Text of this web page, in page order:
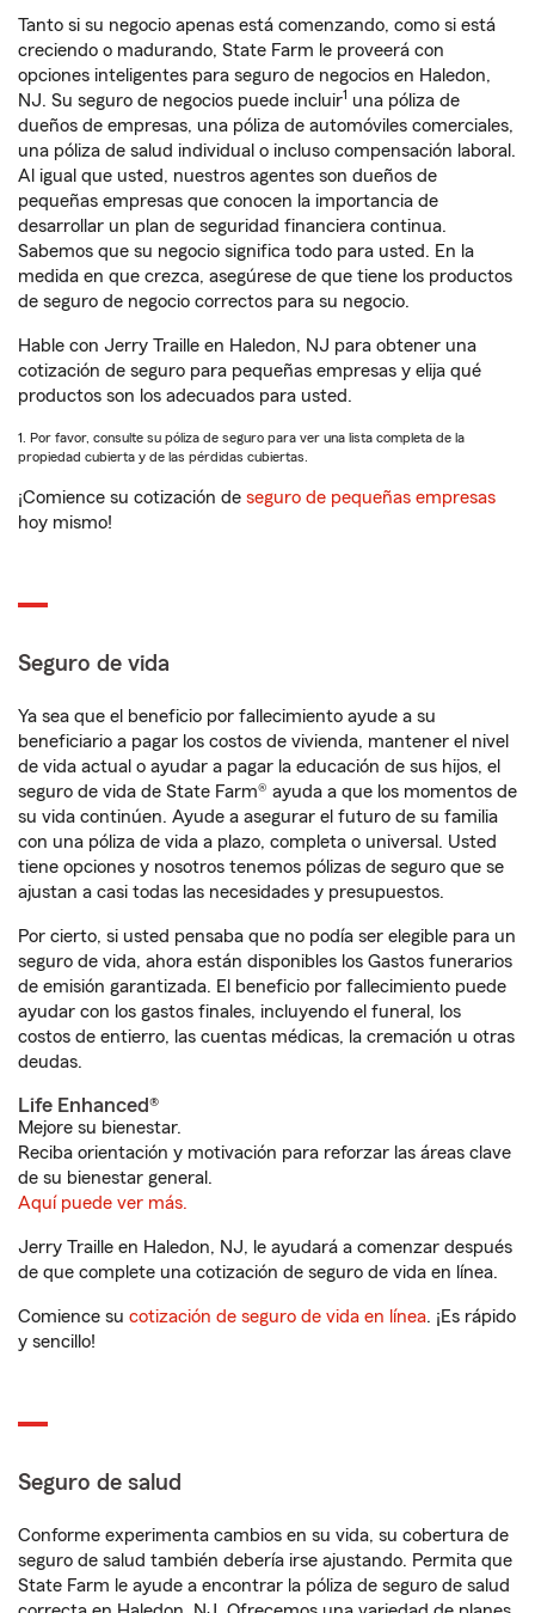
Tanto si su negocio apenas está comenzando, como si está
creciendo o madurando, State Farm le proveerá con
opciones inteligentes para seguro de negocios en Haledon,
NJ. Su seguro de negocios puede incluir1 una póliza de
dueños de empresas, una póliza de automóviles comerciales,
una póliza de salud individual o incluso compensación laboral.
Al igual que usted, nuestros agentes son dueños de
pequeñas empresas que conocen la importancia de
desarrollar un plan de seguridad financiera continua.
Sabemos que su negocio significa todo para usted. En la
medida en que crezca, asegúrese de que tiene los productos
de seguro de negocio correctos para su negocio.
Hable con Jerry Traille en Haledon, NJ para obtener una
cotización de seguro para pequeñas empresas y elija qué
productos son los adecuados para usted.
1. Por favor, consulte su póliza de seguro para ver una lista completa de la
propiedad cubierta y de las pérdidas cubiertas.
¡Comience su cotización de seguro de pequeñas empresas
hoy mismo!
Seguro de vida
Ya sea que el beneficio por fallecimiento ayude a su
beneficiario a pagar los costos de vivienda, mantener el nivel
de vida actual o ayudar a pagar la educación de sus hijos, el
seguro de vida de State Farm® ayuda a que los momentos de
su vida continúen. Ayude a asegurar el futuro de su familia
con una póliza de vida a plazo, completa o universal. Usted
tiene opciones y nosotros tenemos pólizas de seguro que se
ajustan a casi todas las necesidades y presupuestos.
Por cierto, si usted pensaba que no podía ser elegible para un
seguro de vida, ahora están disponibles los Gastos funerarios
de emisión garantizada. El beneficio por fallecimiento puede
ayudar con los gastos finales, incluyendo el funeral, los
costos de entierro, las cuentas médicas, la cremación u otras
deudas.
Life Enhanced®
Mejore su bienestar.
Reciba orientación y motivación para reforzar las áreas clave
de su bienestar general.
Aquí puede ver más.
Jerry Traille en Haledon, NJ, le ayudará a comenzar después
de que complete una cotización de seguro de vida en línea.
Comience su cotización de seguro de vida en línea. ¡Es rápido
y sencillo!
Seguro de salud
Conforme experimenta cambios en su vida, su cobertura de
seguro de salud también debería irse ajustando. Permita que
State Farm le ayude a encontrar la póliza de seguro de salud